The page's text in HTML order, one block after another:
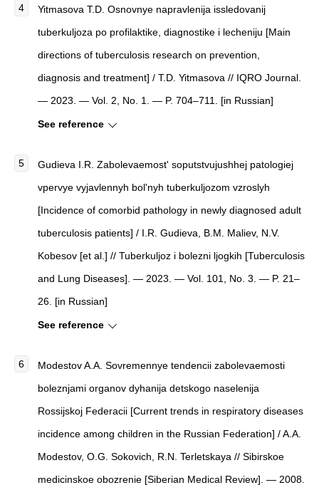
Yitmasova T.D. Osnovnye napravlenija issledovanij
tuberkuljoza po profilaktike, diagnostike i lecheniju [Main
directions of tuberculosis research on prevention,
diagnosis and treatment] / T.D. Yitmasova // IQRO Journal.
— 2023. — Vol. 2, No. 1. — P. 704–711. [in Russian]
See reference
Gudieva I.R. Zabolevaemost' soputstvujushhej patologiej
vpervye vyjavlennyh bol'nyh tuberkuljozom vzroslyh
[Incidence of comorbid pathology in newly diagnosed adult
tuberculosis patients] / I.R. Gudieva, B.M. Maliev, N.V.
Kobesov [et al.] // Tuberkuljoz i bolezni ljogkih [Tuberculosis
and Lung Diseases]. — 2023. — Vol. 101, No. 3. — P. 21–
26. [in Russian]
See reference
Modestov A.A. Sovremennye tendencii zabolevaemosti
boleznjami organov dyhanija detskogo naselenija
Rossijskoj Federacii [Current trends in respiratory diseases
incidence among children in the Russian Federation] / A.A.
Modestov, O.G. Sokovich, R.N. Terletskaya // Sibirskoe
medicinskoe obozrenie [Siberian Medical Review]. — 2008.